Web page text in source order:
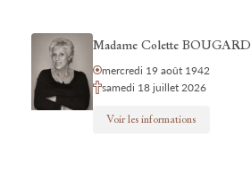
Madame Colette BOUGARD
mercredi 19 août 1942
samedi 18 juillet 2026
Voir les informations